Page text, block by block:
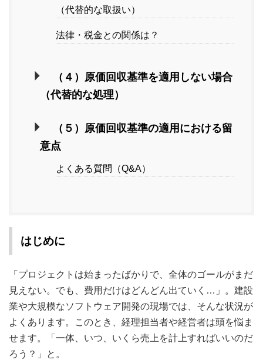
（代替的な取扱い）
法律・税金との関係は？
（４）原価回収基準を適用しない場合
（代替的な処理）
（５）原価回収基準の適用における留
意点
よくある質問（Q&A）
はじめに
「プロジェクトは始まったばかりで、全体のゴールがまだ
見えない。でも、費用だけはどんどん出ていく…」。建設
業や大規模なソフトウェア開発の現場では、そんな状況が
よくあります。このとき、経理担当者や経営者は頭を悩ま
せます。「一体、いつ、いくら売上を計上すればいいのだ
ろう？」と。